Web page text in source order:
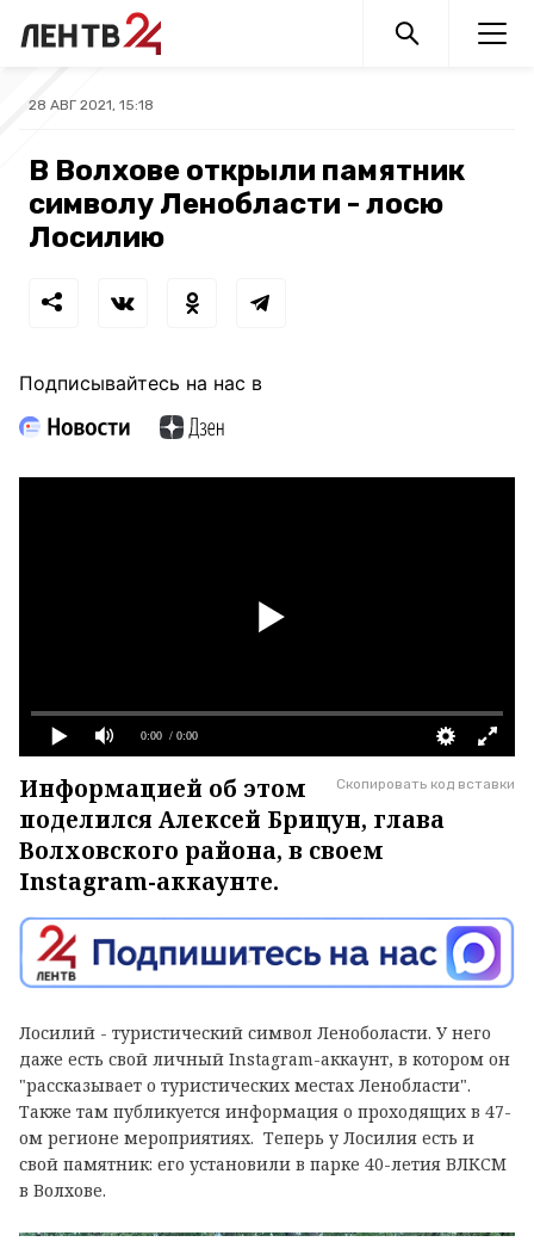
28 АВГ 2021, 15:18
В Волхове открыли памятник
символу Ленобласти - лосю
Лосилию
Подписывайтесь на нас в
0:00 / 0:00
Скопировать код вставки
Информацией об этом
поделился Алексей Брицун, глава
Волховского района, в своем
Instagram-аккаунте.
Лосилий - туристический символ Леноболасти. У него
даже есть свой личный Instagram-аккаунт, в котором он
"рассказывает о туристических местах Ленобласти".
Также там публикуется информация о проходящих в 47-
ом регионе мероприятиях. Теперь у Лосилия есть и
свой памятник: его установили в парке 40-летия ВЛКСМ
в Волхове.